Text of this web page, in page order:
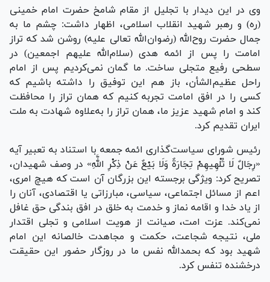
وی در این دیدار با تجلیل از مقام شامخ حضرت امام خمینی
(ره) و رهبر شهید انقلاب اسلامی، اظهار داشت: چشم ما به
جمال حضرت روح‌الله (رضوان‌الله تعالی علیه) روشن شد که تراز
امامت را پس از ائمه هدی (سلام‌الله علیهم اجمعین) در
سطحی رفیع متجلی ساخت. ما گمان نمی‌کردیم پس از امام
راحل عظیم‌الشأن، باز هم این توفیق را داشته باشیم که
کسی را در افق امامت تجربه کنیم که همان تراز را محافظت
کند و امام شهید عزیز ما، همان تراز را به‌علاوه شهادت به ملت
ایران تقدیم کرد.
رئیس شورای سیاست‌گذاری ائمه جمعه با استناد به تعبیر آیه
«رِجَالٌ لَا تُلْهِیهِمْ تِجَارَةٌ وَلَا بَیْعٌ عَنْ ذِکْرِ اللَّهِ» در وصف شهیدان،
تصریح کرد: ویژگی برجسته این بزرگان آن است که هیچ امری،
اعم از مسائل اجتماعی، سیاسی، مبارزاتی یا اقتصادی، آنان را
از یاد خدا و اقامه نماز و خدمت به خلق در افق بندگی حق غافل
نمی‌کند. عزت امت، صیانت از هویت اسلامی و تجلی اقتدار
ملی، نتیجه شجاعت، حکمت و مجاهدت خالصانه این امام
شهید بود که بحمدالله نفس ما در روزگار حضور این حقیقت
درخشنده تنفس کرد.